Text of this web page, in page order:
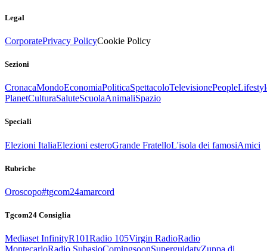
Legal
CorporatePrivacy PolicyCookie Policy
Sezioni
CronacaMondoEconomiaPoliticaSpettacoloTelevisionePeople
PlanetCulturaSaluteScuolaAnimaliSpazio
Speciali
Elezioni ItaliaElezioni esteroGrande FratelloL'isola dei famosiAmici
Rubriche
Oroscopo#tgcom24amarcord
Tgcom24 Consiglia
Mediaset InfinityR101Radio 105Virgin RadioRadio